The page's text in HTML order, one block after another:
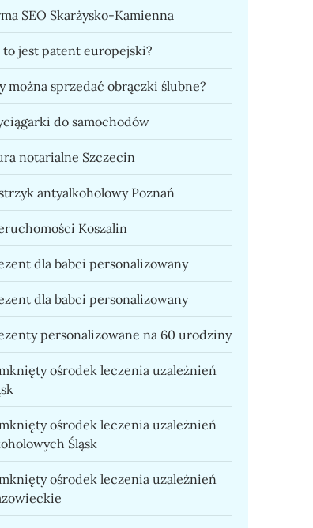
SEO Skarżysko-Kamienna
to jest patent europejski?
można sprzedać obrączki ślubne?
do samochodów
notarialne Szczecin
antyalkoholowy Poznań
Koszalin
dla babci personalizowany
dla babci personalizowany
personalizowane na 60 urodziny
ośrodek leczenia uzależnień
ośrodek leczenia uzależnień
Śląsk
ośrodek leczenia uzależnień